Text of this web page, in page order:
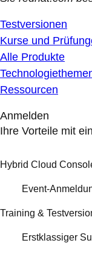
Testversionen
Kurse und
Alle Produkte
Ressourcen
Anmelden
Ihre Vorteile mit
Hybrid Cloud
Event-
Training &
Erstklassiger